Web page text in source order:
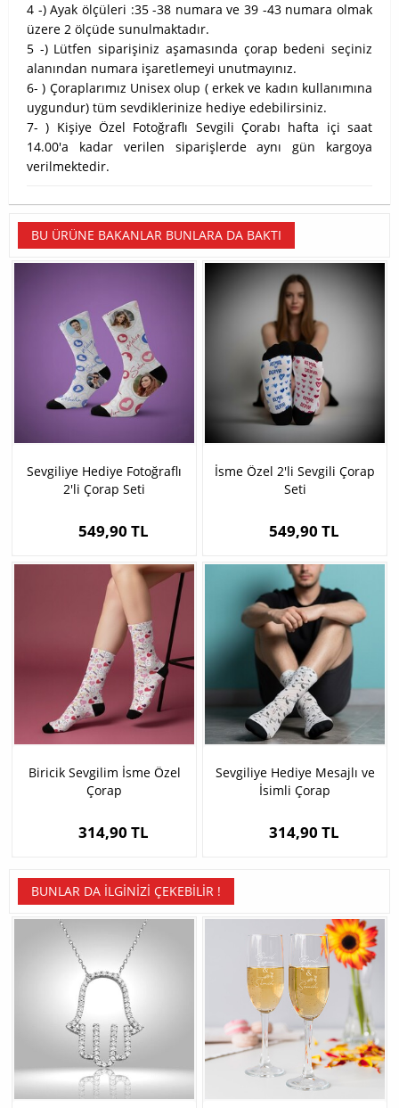
4 -) Ayak ölçüleri :35 -38 numara ve 39 -43 numara olmak
üzere 2 ölçüde sunulmaktadır.
5 -) Lütfen siparişiniz aşamasında çorap bedeni seçiniz
alanından numara işaretlemeyi unutmayınız.
6- ) Çoraplarımız Unisex olup ( erkek ve kadın kullanımına
uygundur) tüm sevdiklerinize hediye edebilirsiniz.
7- ) Kişiye Özel Fotoğraflı Sevgili Çorabı hafta içi saat
14.00'a kadar verilen siparişlerde aynı gün kargoya
verilmektedir.
BU ÜRÜNE BAKANLAR BUNLARA DA BAKTI
Sevgiliye Hediye Fotoğraflı
2'li Çorap Seti
549,90 TL
İsme Özel 2'li Sevgili Çorap
Seti
549,90 TL
Biricik Sevgilim İsme Özel
Çorap
314,90 TL
Sevgiliye Hediye Mesajlı ve
İsimli Çorap
314,90 TL
BUNLAR DA İLGINIZI ÇEKEBILIR !